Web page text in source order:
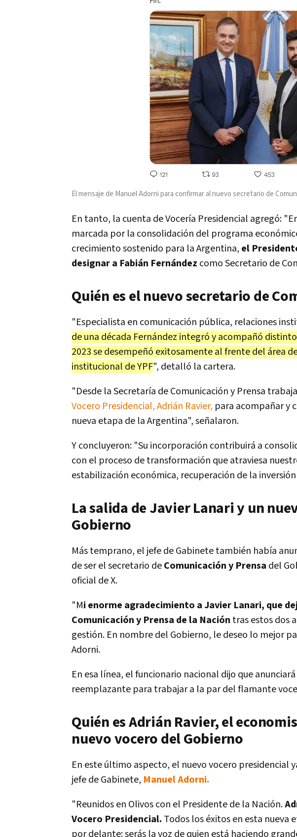
El mensaje de Manuel Adorni para confirmar al nuevo secretario de
En tanto, la cuenta de Vocería Presidencial agregó:
marcada por la consolidación del programa
crecimiento sostenido para la Argentina, el
designar a Fabián Fernández como Secretario de
Quién es el nuevo secretario de
"Especialista en comunicación pública, relaciones
de una década Fernández integró y acompañó
2023 se desempeñó exitosamente al frente del área
institucional de YPF", detalló la cartera.
"Desde la Secretaría de Comunicación y Prensa
Vocero Presidencial, Adrián Ravier, para acompañar y
nueva etapa de la Argentina", señalaron.
Y concluyeron: "Su incorporación contribuirá a
con el proceso de transformación que atraviesa
estabilización económica, recuperación de la
La salida de Javier Lanari y un
Gobierno
Más temprano, el jefe de Gabinete también había
de ser el secretario deComunicación y Prensa del
oficial de X.
"Mi enorme agradecimiento a Javier Lanari, que
Comunicación y Prensa de la Nación tras estos dos
gestión. En nombre del Gobierno, le deseo lo mejor
Adorni.
En esa línea, el funcionario nacional dijo que
reemplazante para trabajar a la par del flamante
Quién es Adrián Ravier, el
nuevo vocero del Gobierno
En este último aspecto, el nuevo vocero presidencial
jefe de Gabinete, Manuel Adorni.
"Reunidos en Olivos con el Presidente de la Nación.
Vocero Presidencial. Todos los éxitos en esta nueva
por delante: serás la voz de quien está haciendo